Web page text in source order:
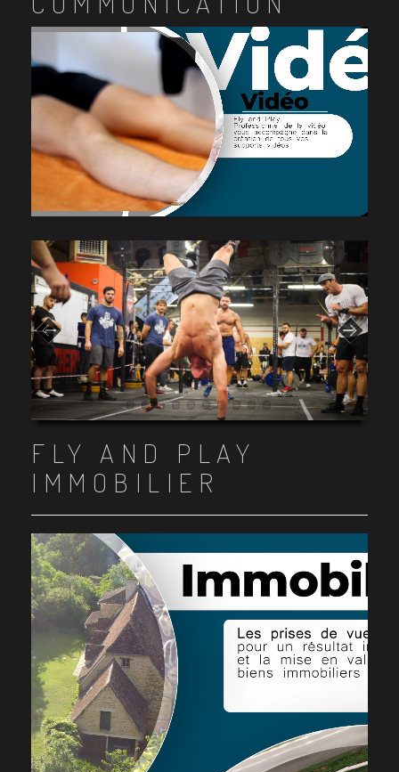
Item 1
Item 2
Item 3
Item 4
Item 5
Item 6
Item 7
Item 8
Item 9
Item 10
FLY AND PLAY
IMMOBILIER